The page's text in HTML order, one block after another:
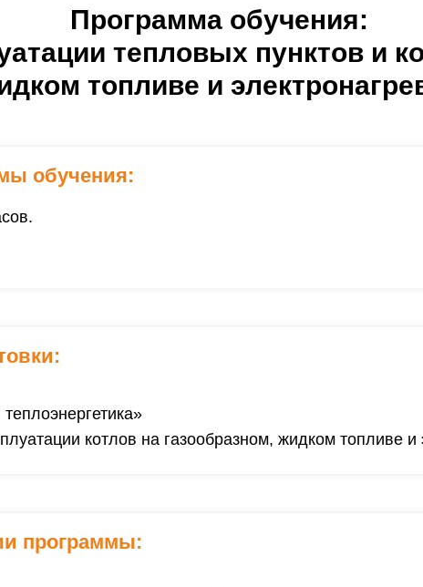
Программа обучения:
тепловых пунктов и
топливе и
обучения:
котлов на газообразном, жидком топливе и
:
программы: